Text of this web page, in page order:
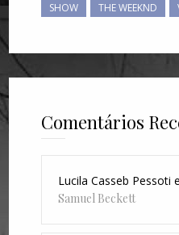
SHOW
THE WEEKND
Comentários
Lucila Casseb Pessoti
Samuel Beckett